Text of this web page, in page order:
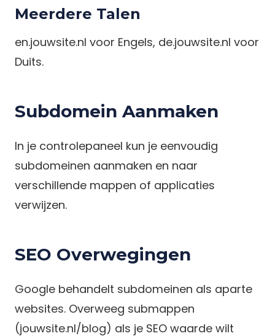
Meerdere Talen
en.jouwsite.nl voor Engels, de.jouwsite.nl voor
Duits.
Subdomein Aanmaken
In je controlepaneel kun je eenvoudig
subdomeinen aanmaken en naar
verschillende mappen of applicaties
verwijzen.
SEO Overwegingen
Google behandelt subdomeinen als aparte
websites. Overweeg submappen
(jouwsite.nl/blog) als je SEO waarde wilt